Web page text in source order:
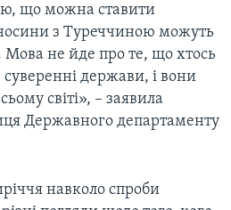
що можна ставити
з Туреччиною можуть
Мова не йде про те, що хтось
держави, і вони
світі», – заявила
Державного департаменту
навколо спроби